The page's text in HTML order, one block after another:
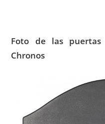
Foto de las
Chronos